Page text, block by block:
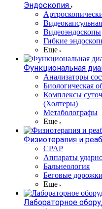
Эндоскопия
Видеоэндоскопы
Гибкие
Еще
Функциональная
Анализаторы
Биологическая
Комплексы
(Холтеры)
Метаболографы
Еще
Физиотерапия и
CPAP
Аппараты
Бальнеология
Беговые
Еще
Лабораторное